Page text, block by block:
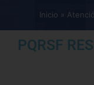
Inicio
PQRSF